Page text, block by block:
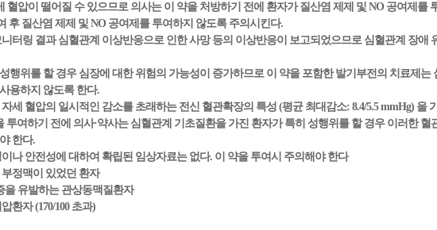
혈압이 떨어질 수 있으므로 의사는 이 약을 처방하기 전에 환자가 질산염 제제 및 NO 공여제를
후 질산염 제제 및 NO 공여제를 투여하지 않도록 주의시킨다.
터링 결과 심혈관계 이상반응으로 인한 사망 등의 이상반응이 보고되었으므로 심혈관계 장애
행위를 할 경우 심장에 대한 위험의 가능성이 증가하므로 이 약을 포함한 발기부전의 치료제는
용하지 않도록 한다.
세 혈압의 일시적인 감소를 초래하는 전신 혈관확장의 특성 (평균 최대감소: 8.4/5.5 mmHg) 을
투여하기 전에 의사·약사는 심혈관계 기초질환을 가진 환자가 특히 성행위를 할 경우 이러한 혈
한다.
나 안전성에 대하여 확립된 임상자료는 없다. 이 약을 투여시 주의해야 한다
정맥이 있었던 환자
을 유발하는 관상동맥질환자
환자 (170/100 초과)